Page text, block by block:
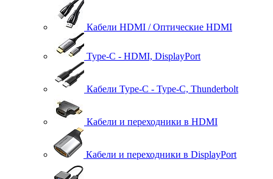
Кабели HDMI / Оптические HDMI
Type-C - HDMI, DisplayPort
Кабели Type-C - Type-C, Thunderbolt
Кабели и переходники в HDMI
Кабели и переходники в DisplayPort